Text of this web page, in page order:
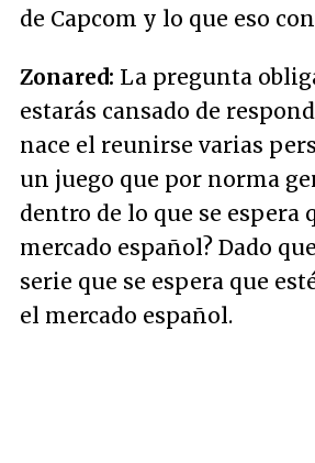
de Capcom y lo que eso
Zonared: La pregunta
estarás cansado de
nace el reunirse varias
un juego que por norma
dentro de lo que se espera
mercado español? Dado
serie que se espera que
el mercado español.